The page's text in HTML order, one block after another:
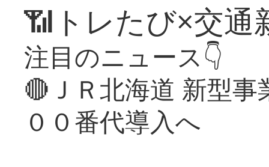
📶トレたび×交通
注目のニュース👇
🔴ＪＲ北海道 新型
００番代導入へ